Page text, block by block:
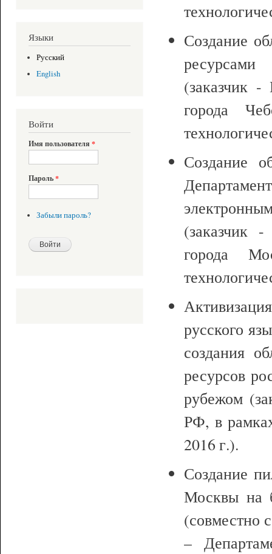
Языки
Русский
English
Войти
Имя пользователя *
Пароль*
Забыли пароль?
Создание
(заказчик -
города
Создание
(заказчик
города
русского
создания
ресурсов
рубежом
РФ, в
2016 г.).
Создание
Москвы на
(совместно
–